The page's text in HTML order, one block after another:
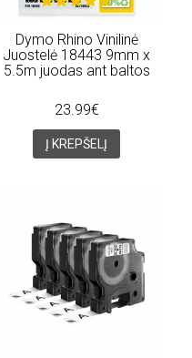
Dymo Rhino Vinilinė
Juostelė 18443 9mm x
5.5m juodas ant baltos
23.99€
Į KREPŠELĮ